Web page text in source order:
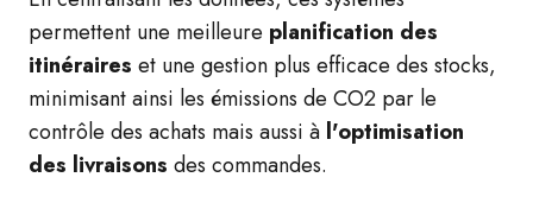
permettent une meilleure planification des
itinéraires et une gestion plus efficace des stocks,
minimisant ainsi les émissions de CO2 par le
contrôle des achats mais aussi à l'optimisation
des livraisons des commandes.